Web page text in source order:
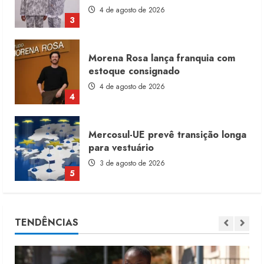
4
4 de agosto de 2026
5
Mercosul-UE prevê transição longa
para vestuário
3 de agosto de 2026
1
Renata Caixeta assume Movimento
Sou de Algodão
5 de agosto de 2026
2
TENDÊNCIAS